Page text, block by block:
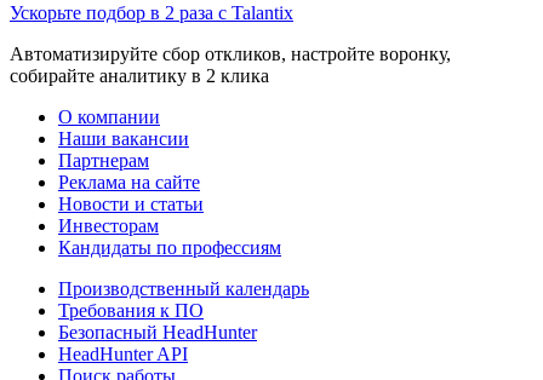
Ускорьте подбор в 2 раза с Talantix
Автоматизируйте сбор откликов, настройте воронку,
собирайте аналитику в 2 клика
О компании
Наши вакансии
Партнерам
Реклама на сайте
Новости и статьи
Инвесторам
Кандидаты по профессиям
Производственный календарь
Требования к ПО
Безопасный HeadHunter
HeadHunter API
Поиск работы